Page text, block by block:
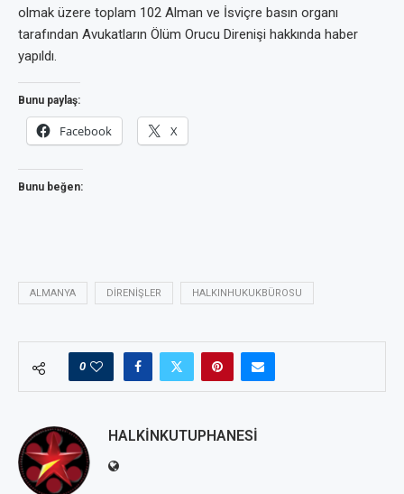
olmak üzere toplam 102 Alman ve İsviçre basın organı
tarafından Avukatların Ölüm Orucu Direnişi hakkında haber
yapıldı.
Bunu paylaş:
Facebook X
Bunu beğen:
ALMANYA DIRENIŞLER HALKINHUKUKBÜROSU
0
HALKINKUTUPHANESI